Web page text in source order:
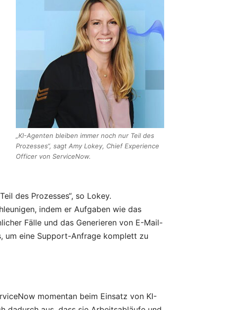
„KI-Agenten bleiben immer noch nur Teil des
Prozesses“, sagt Amy Lokey, Chief Experience
Officer von ServiceNow.
des Prozesses“, so Lokey.
indem er Aufgaben wie das
Fälle und das Generieren von E-Mail-
um eine Support-Anfrage komplett zu
momentan beim Einsatz von KI-